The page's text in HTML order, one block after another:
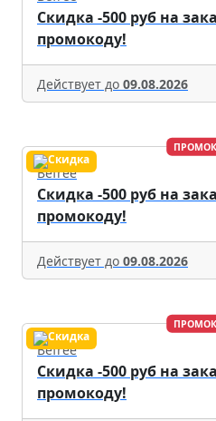
Скидка -500 руб на
промокоду!
Действует до 09.08.2026
Befree
Скидка -500 руб на
промокоду!
Действует до 09.08.2026
Befree
Скидка -500 руб на
промокоду!